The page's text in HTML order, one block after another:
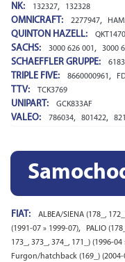
NK: 132327, 132328
OMNICRAFT: 2277947,
QUINTON HAZELL:
SACHS: 3000 626 001 , 3000
SCHAEFFLER GRUPPE:
TRIPLE FIVE: 8660000961 ,
TTV: TCK3769
UNIPART: GCK833AF
VALEO: 786034, 801422,
FIAT: ALBEA/SIENA (178_,
(1991-07 » 1999-07), PALIO
173_, 373_, 374_, 171_) (1996-04
Furgon/hatchback (169_) (2004-